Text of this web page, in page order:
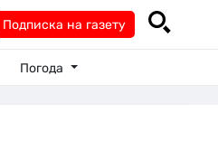
Подписка на газету
Погода